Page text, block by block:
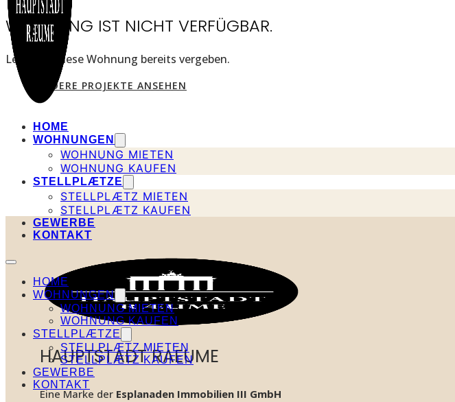
HOME
WOHNUNGEN
WOHNUNG MIETEN
WOHNUNG KAUFEN
STELLPLÆTZE
STELLPLÆTZ MIETEN
STELLPLÆTZ KAUFEN
GEWERBE
KONTAKT
HOME
WOHNUNGEN
WOHNUNG MIETEN
WOHNUNG KAUFEN
STELLPLÆTZE
STELLPLÆTZ MIETEN
STELLPLÆTZ KAUFEN
GEWERBE
KONTAKT
WOHNUNG IST NICHT VERFÜGBAR.
Leider ist diese Wohnung bereits vergeben.
ANDERE PROJEKTE ANSEHEN
HAUPTSTADT RAEUME
Eine Marke der Esplanaden Immobilien III GmbH